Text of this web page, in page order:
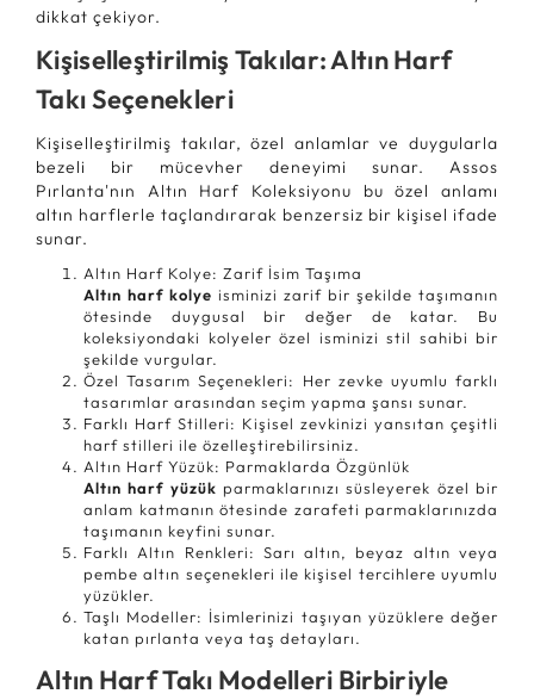
dikkat çekiyor.
Kişiselleştirilmiş Takılar: Altın Harf
Takı Seçenekleri
Kişiselleştirilmiş takılar, özel anlamlar ve duygularla
bezeli bir mücevher deneyimi sunar. Assos
Pırlanta'nın Altın Harf Koleksiyonu bu özel anlamı
altın harflerle taçlandırarak benzersiz bir kişisel ifade
sunar.
Altın Harf Kolye: Zarif İsim Taşıma
Altın harf kolye isminizi zarif bir şekilde taşımanın
ötesinde duygusal bir değer de katar. Bu
koleksiyondaki kolyeler özel isminizi stil sahibi bir
şekilde vurgular.
Özel Tasarım Seçenekleri: Her zevke uyumlu farklı
tasarımlar arasından seçim yapma şansı sunar.
Farklı Harf Stilleri: Kişisel zevkinizi yansıtan çeşitli
harf stilleri ile özelleştirebilirsiniz.
Altın Harf Yüzük: Parmaklarda Özgünlük
Altın harf yüzük parmaklarınızı süsleyerek özel bir
anlam katmanın ötesinde zarafeti parmaklarınızda
taşımanın keyfini sunar.
Farklı Altın Renkleri: Sarı altın, beyaz altın veya
pembe altın seçenekleri ile kişisel tercihlere uyumlu
yüzükler.
Taşlı Modeller: İsimlerinizi taşıyan yüzüklere değer
katan pırlanta veya taş detayları.
Altın Harf Takı Modelleri Birbiriyle